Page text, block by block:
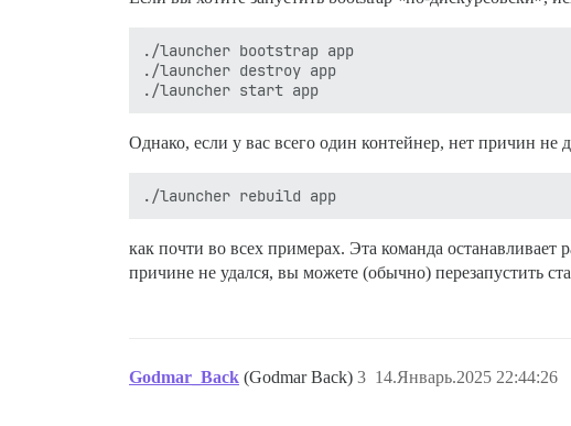
./launcher bootstrap app
./launcher destroy app
Однако, если у вас всего один контейнер, нет причин не
как почти во всех примерах. Эта команда
причине не удался, вы можете (обычно) перезапустить
Godmar_Back (Godmar Back) 14.Январь.2025 22:44:26
3